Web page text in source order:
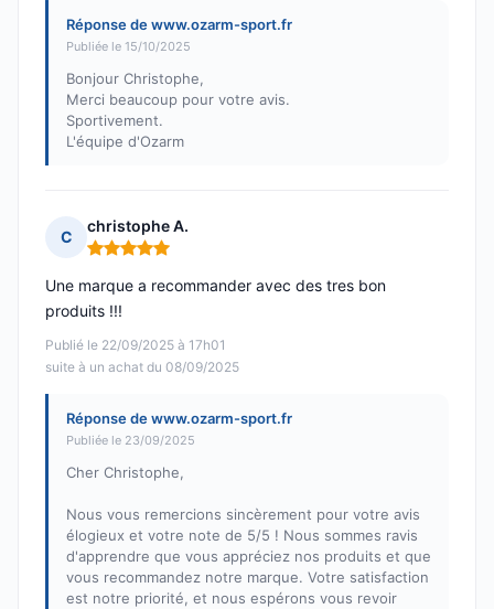
Réponse de www.ozarm-sport.fr
Publiée le 15/10/2025
Bonjour Christophe,
Merci beaucoup pour votre avis.
Sportivement.
L'équipe d'Ozarm
C
christophe A.
Note : 5 sur 5
Publié le 22/09/2025 à 17h01
suite à un achat du 08/09/2025
Une marque a recommander avec des tres bon
produits !!!
Réponse de www.ozarm-sport.fr
Publiée le 23/09/2025
Cher Christophe,
Nous vous remercions sincèrement pour votre avis
élogieux et votre note de 5/5 ! Nous sommes ravis
d'apprendre que vous appréciez nos produits et que
vous recommandez notre marque. Votre satisfaction
est notre priorité, et nous espérons vous revoir